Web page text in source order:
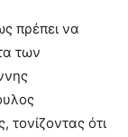
πρέπει να
των
τονίζοντας ότι